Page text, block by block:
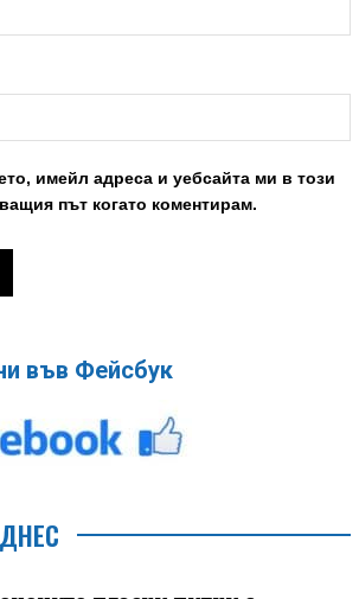
имейл адреса и уебсайта ми в този
път когато коментирам.
във Фейсбук